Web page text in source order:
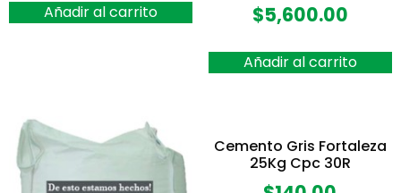
Añadir al carrito $5,600.00
Añadir al carrito
Cemento Gris Fortaleza
25Kg Cpc 30R